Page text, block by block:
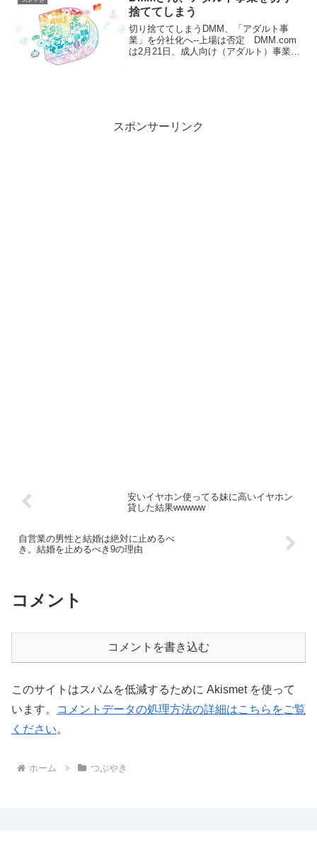
捨ててしまう
切り捨ててしまうDMM、「アダルト事
業」を分社化へ--上場は否定 DMM.com
は2月21日、成人向け（アダルト）事業を
スポンサーリンク
安いイヤホン使ってる妹に高いイヤホン
貸した結果wwwww
自営業の男性と結婚は絶対に止めるべ
き。結婚を止めるべき9の理由
コメント
コメントを書き込む
このサイトはスパムを低減するために Akismet を使って
います。
コメントデータの処理方法の詳細はこちらをご覧
ください。
ホーム つぶやき